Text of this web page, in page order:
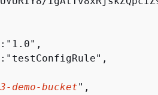
demo-bucket",